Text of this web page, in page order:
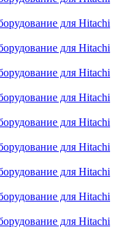
для Hitachi
для Hitachi
для Hitachi
для Hitachi
для Hitachi
для Hitachi
для Hitachi
для Hitachi
для Hitachi